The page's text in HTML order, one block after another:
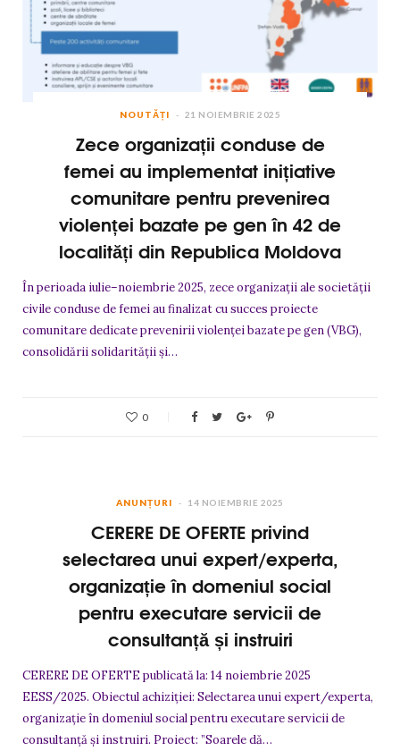
NOUTĂȚI 21 NOIEMBRIE 2025
Zece organizații conduse de
femei au implementat inițiative
comunitare pentru prevenirea
violenței bazate pe gen în 42 de
localități din Republica Moldova
În perioada iulie–noiembrie 2025, zece organizații ale societății
civile conduse de femei au finalizat cu succes proiecte
comunitare dedicate prevenirii violenței bazate pe gen (VBG),
consolidării solidarității și…
0
ANUNȚURI 14 NOIEMBRIE 2025
CERERE DE OFERTE privind
selectarea unui expert/experta,
organizație în domeniul social
pentru executare servicii de
consultanță și instruiri
CERERE DE OFERTE publicată la: 14 noiembrie 2025
EESS/2025. Obiectul achiziției: Selectarea unui expert/experta,
organizație în domeniul social pentru executare servicii de
consultanță și instruiri. Proiect: ”Soarele dă…